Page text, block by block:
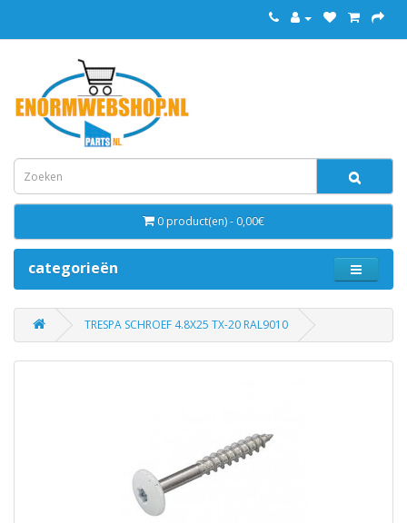
0 product(en) - 0,00€
categorieën
TRESPA SCHROEF 4.8X25 TX-20 RAL9010